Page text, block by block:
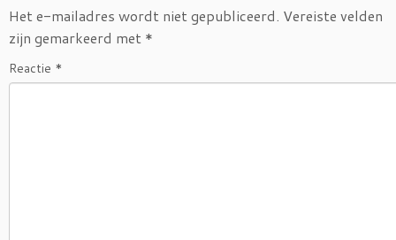
Het e-mailadres wordt niet gepubliceerd. Vereiste velden
zijn gemarkeerd met *
Reactie *